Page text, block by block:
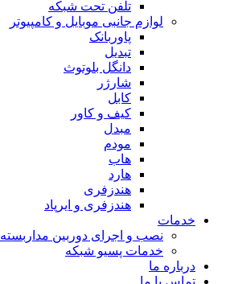
تلفن تحت شبکه
لوازم جانبی موبایل و کامپیوتر
پاوربانک
تبدیل
دانگل بلوتوث
شارژر
کابل
کیف و کاور
مبدل
مودم
هاب
هارد
هندزفری
هندزفری و ایرپاد
خدمات
نصب و اجرای دوربین مداربسته
خدمات پسیو شبکه
درباره ما